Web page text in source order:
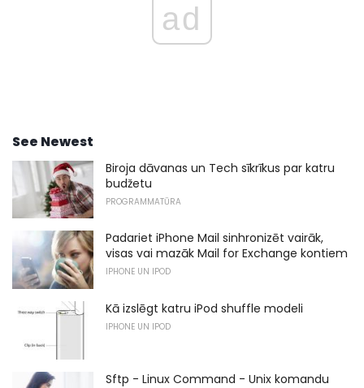
ad
See Newest
Biroja dāvanas un Tech sīkrīkus par katru
budžetu
PROGRAMMATŪRA
Padariet iPhone Mail sinhronizēt vairāk,
visas vai mazāk Mail for Exchange kontiem
IPHONE UN IPOD
Kā izslēgt katru iPod shuffle modeli
IPHONE UN IPOD
Sftp - Linux Command - Unix komandu